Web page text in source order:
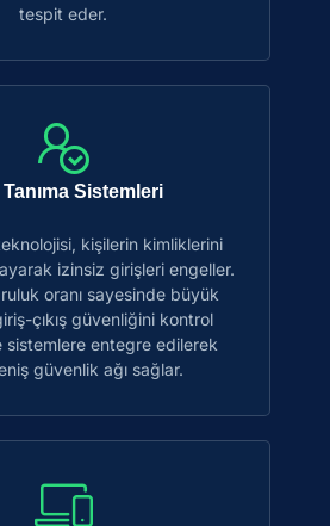
tespit eder.
Sistemleri
kişilerin kimliklerini
izinsiz girişleri engeller.
oranı sayesinde büyük
çıkış güvenliğini kontrol
sistemlere entegre edilerek
güvenlik ağı sağlar.